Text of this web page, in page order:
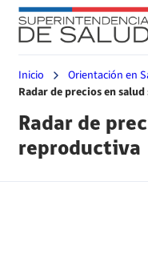
Inicio
Orientación en
Radar de precios en
Radar de
reproductiva